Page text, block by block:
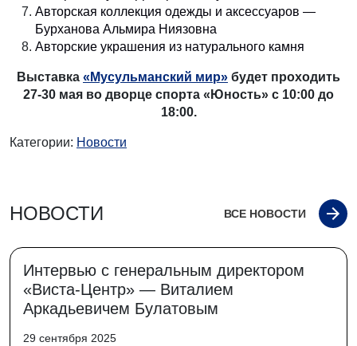
Авторская коллекция одежды и аксессуаров —
Бурханова Альмира Ниязовна
Авторские украшения из натурального камня
Выставка «Мусульманский мир» будет проходить
27-30 мая во дворце спорта «Юность» с 10:00 до
18:00.
Категории: Новости
НОВОСТИ ВСЕ НОВОСТИ
Интервью с генеральным директором
«Виста-Центр» — Виталием
Аркадьевичем Булатовым
29 сентября 2025